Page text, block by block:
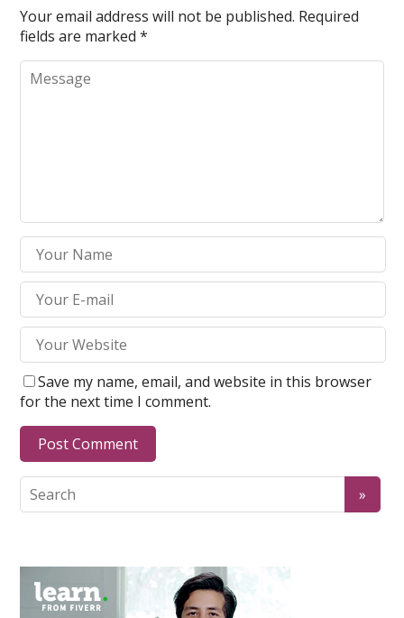
Your email address will not be published. Required
fields are marked*
Save my name, email, and website in this browser
for the next time I comment.